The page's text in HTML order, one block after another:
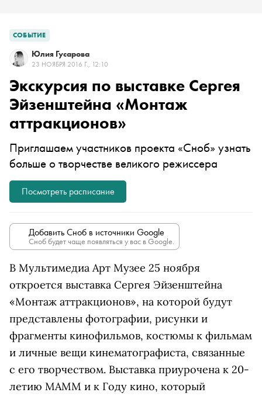
СОБЫТИЕ
Юлия Гусарова
23 НОЯБРЯ 2016 Г., 12:10
Экскурсия по выставке Сергея
Эйзенштейна «Монтаж
аттракционов»
Приглашаем участников проекта «Сноб» узнать
больше о творчестве великого режиссера
Посмотреть расписание
Добавить Сноб в источники Google
Сноб будет чаще появляться у вас в Google.
В Мультимедиа Арт Музее 25 ноября
откроется выставка Сергея Эйзенштейна
«Монтаж аттракционов», на которой будут
представлены фотографии, рисунки и
фрагменты кинофильмов, костюмы к фильмам
и личные вещи кинематографиста, связанные
с его творчеством. Выставка приурочена к 20-
летию МАММ и к Году кино, который